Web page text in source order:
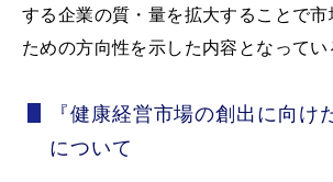
する企業の質・量を拡大することで市
ための方向性を示した内容となってい
『健康経営市場の創出に向け
について